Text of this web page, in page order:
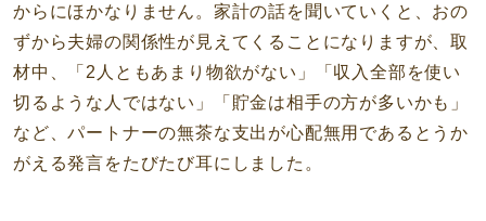
からにほかなりません。家計の話を聞いていくと、おの
ずから夫婦の関係性が見えてくることになりますが、取
材中、「2人ともあまり物欲がない」「収入全部を使い
切るような人ではない」「貯金は相手の方が多いかも」
など、パートナーの無茶な支出が心配無用であるとうか
がえる発言をたびたび耳にしました。